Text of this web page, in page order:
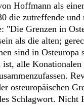
Hoffmann als
die zutreffende
"Die Grenzen in
als die alten;
sind in Osteuropa
alle
osteuropäischen
Schlagwort. Nicht